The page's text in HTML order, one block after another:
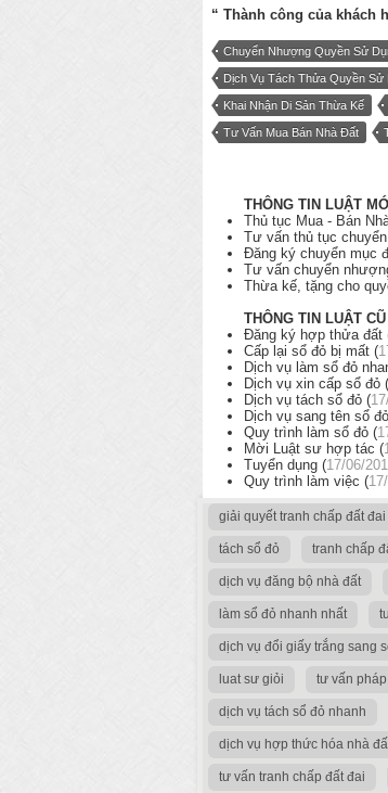
“ Thành công của khách
Chuyển Nhượng Quyền Sử
Dịch Vụ Tách Thửa Quyền Sử
Khai Nhận Di Sản Thừa Kế
Tư Vấn Mua Bán Nhà Đất
THÔNG TIN LUẬT
Thủ tục Mua - Bán
Tư vấn thủ tục
Đăng ký chuyển mục
Tư vấn chuyển
Thừa kế, tặng cho
THÔNG TIN LUẬT CŨ
Đăng ký hợp thửa đất
Cấp lại sổ đỏ bị mất (
Dịch vụ làm sổ đỏ
Dịch vụ xin cấp sổ đỏ (
Dịch vụ tách sổ đỏ (
Dịch vụ sang tên sổ
Quy trình làm sổ đỏ (
Mời Luật sư hợp tác (
Tuyển dụng (17/06/
Quy trình làm việc (
giải quyết tranh chấp đất đai
tách sổ đỏ tranh chấp
dịch vụ đăng bộ nhà đất
làm sổ đỏ nhanh nhất
dịch vụ đổi giấy trắng sang
luat sư giỏi tư vấn
dịch vụ tách sổ đỏ nhanh
dịch vụ hợp thức hóa nhà
tư vấn tranh chấp đất đai